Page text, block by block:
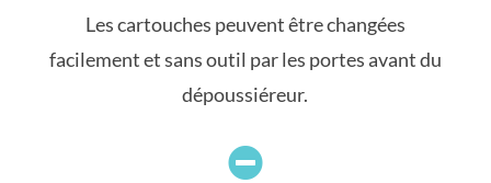
Les cartouches peuvent être changées
facilement et sans outil par les portes avant du
dépoussiéreur.
